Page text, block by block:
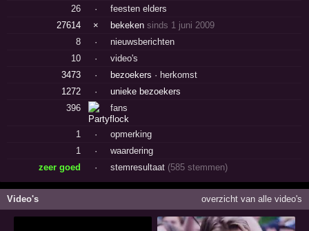
26
·
feesten elders
27614
× bekekensinds 1 juni 2009
8
·
nieuwsberichten
10
·
video's
3473
· bezoekers · herkomst
1272
·
unieke bezoekers
396
fans
1 ·
opmerking
1
·
waardering
zeer goed
· stemresultaat (585 stemmen)
Video's overzicht van alle video's